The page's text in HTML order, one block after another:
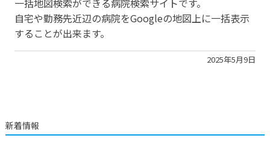
一括地図検索ができる病院検索サイトです。
自宅や勤務先近辺の病院をGoogleの地図上に一括表示
することが出来ます。
2025年5月9日
新着情報